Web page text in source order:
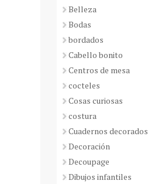
Belleza
Bodas
bordados
Cabello bonito
Centros de mesa
cocteles
Cosas curiosas
costura
Cuadernos decorados
Decoración
Decoupage
Dibujos infantiles